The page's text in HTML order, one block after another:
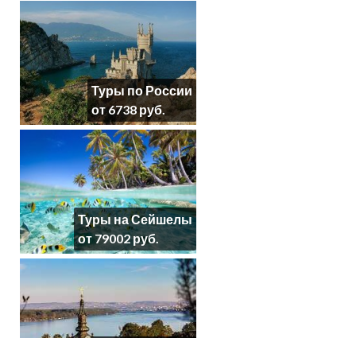
Туры по России
от 6738 руб.
Туры на Сейшелы
от 79002 руб.